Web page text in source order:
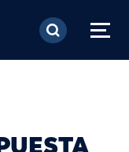
al contenido